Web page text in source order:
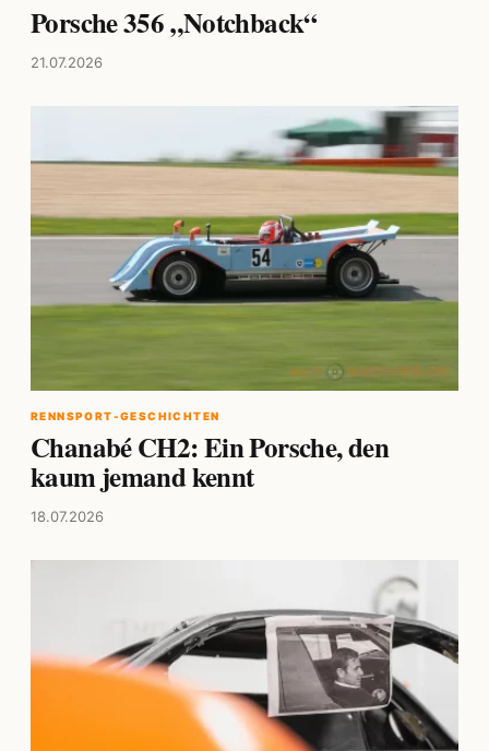
Porsche 356 „Notchback“
21.07.2026
RENNSPORT-GESCHICHTEN
Chanabé CH2: Ein Porsche, den
kaum jemand kennt
18.07.2026